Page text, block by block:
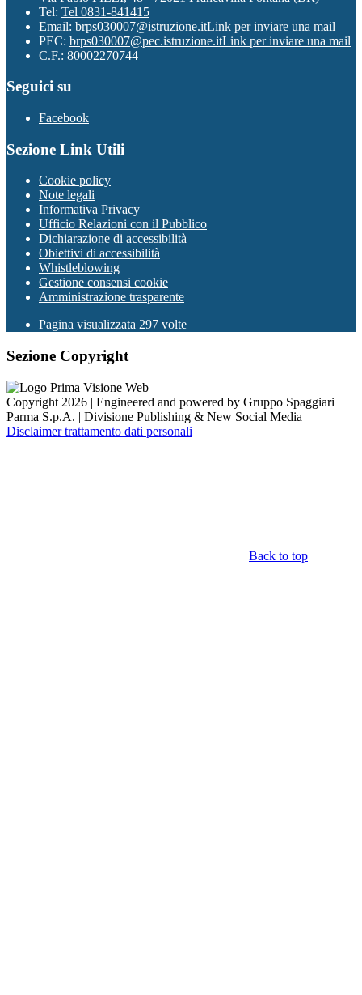
Tel: Tel 0831-841415
Email: brps030007@istruzione.itLink per inviare una mail
PEC: brps030007@pec.istruzione.itLink per inviare una mail
C.F.: 80002270744
Seguici su
Facebook
Sezione Link Utili
Cookie policy
Note legali
Informativa Privacy
Ufficio Relazioni con il Pubblico
Dichiarazione di accessibilità
Obiettivi di accessibilità
Whistleblowing
Gestione consensi cookie
Amministrazione trasparente
Pagina visualizzata 297 volte
Sezione Copyright
Copyright 2026 | Engineered and powered by Gruppo Spaggiari
Parma S.p.A. | Divisione Publishing & New Social Media
Disclaimer trattamento dati personali
Back to top